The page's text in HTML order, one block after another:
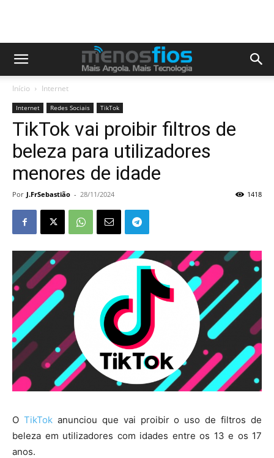
Início Internet
Internet Redes Sociais TikTok
TikTok vai proibir filtros de
beleza para utilizadores
menores de idade
Por J.FrSebastião - 28/11/2024 1418
O TikTokanunciou que vai proibir o uso de filtros de
beleza em utilizadores com idades entre os 13 e os 17
anos.